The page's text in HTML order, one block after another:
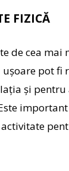
FIZICĂ
de cea
pot fi
și pentru